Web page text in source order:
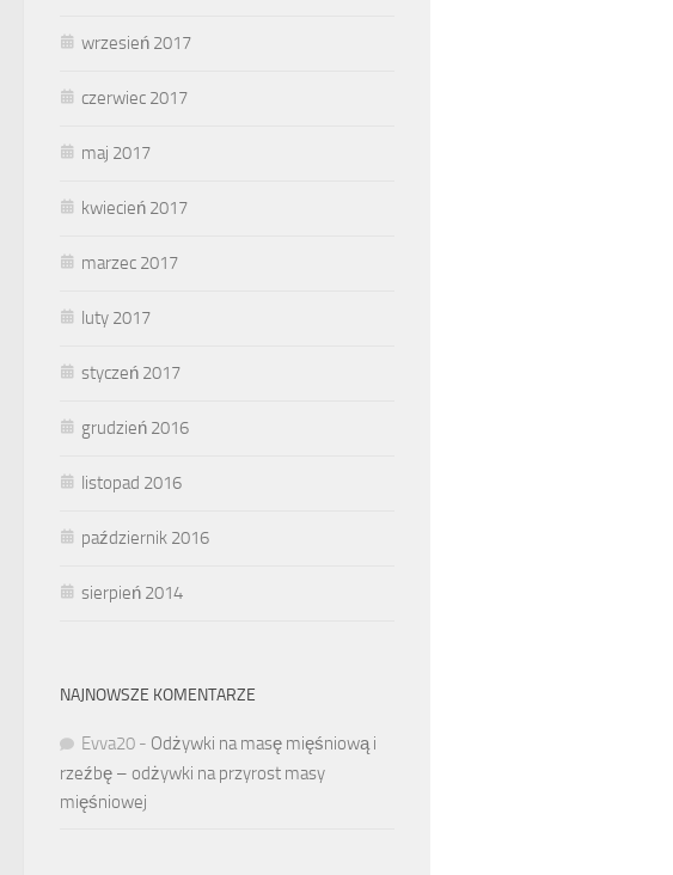
wrzesień 2017
czerwiec 2017
maj 2017
kwiecień 2017
marzec 2017
luty 2017
styczeń 2017
grudzień 2016
listopad 2016
październik 2016
sierpień 2014
NAJNOWSZE KOMENTARZE
Evva20 - Odżywki na masę mięśniową i
rzeźbę – odżywki na przyrost masy
mięśniowej